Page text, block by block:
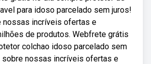
para idoso parcelado sem juros!
nossas incríveis ofertas e
de produtos. Webfrete grátis
colchao idoso parcelado sem
sobre nossas incríveis ofertas e